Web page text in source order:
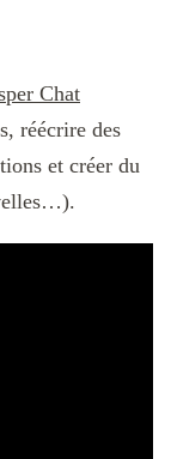
Chat
réécrire des
et créer du